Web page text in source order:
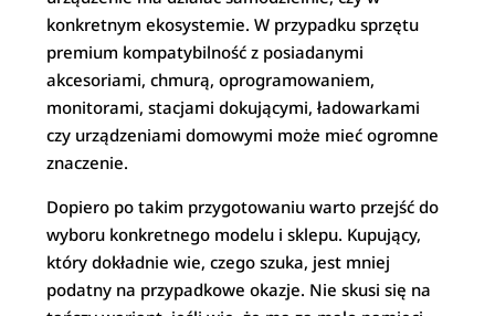
konkretnym ekosystemie. W przypadku sprzętu
premium kompatybilność z posiadanymi
akcesoriami, chmurą, oprogramowaniem,
monitorami, stacjami dokującymi, ładowarkami
czy urządzeniami domowymi może mieć ogromne
znaczenie.
Dopiero po takim przygotowaniu warto przejść do
wyboru konkretnego modelu i sklepu. Kupujący,
który dokładnie wie, czego szuka, jest mniej
podatny na przypadkowe okazje. Nie skusi się na